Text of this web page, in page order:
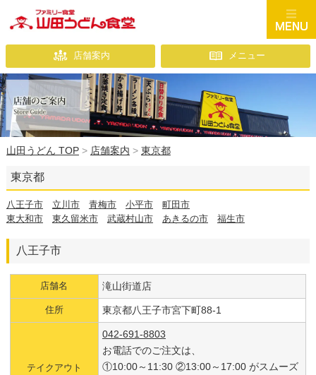
店舗案内 メニュー
山田うどん TOP > 店舗案内 > 東京都
東京都
八王子市 立川市 青梅市 小平市
町田市
東大和市
東久留米市 武蔵村山市 あきるの市 福生市
八王子市
店舗名 滝山街道店
住所 東京都八王子市宮下町88-1
テイクアウト
042-691-8803
お電話でのご注文は、
①10:00～11:30 ②13:00～17:00 がスムーズ